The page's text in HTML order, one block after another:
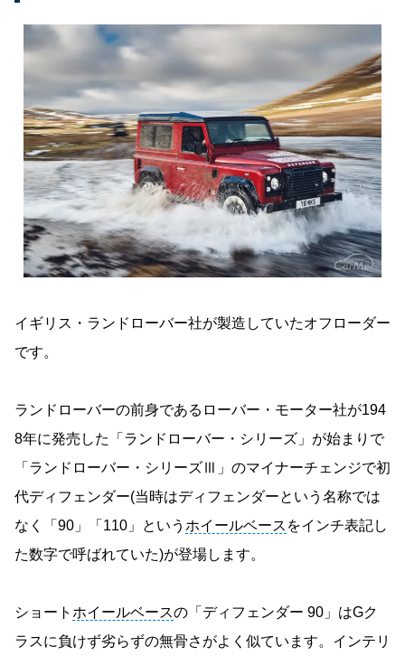
イギリス・ランドローバー社が製造していたオフローダー
です。
ランドローバーの前身であるローバー・モーター社が194
8年に発売した「ランドローバー・シリーズ」が始まりで
「ランドローバー・シリーズⅢ」のマイナーチェンジで初
代ディフェンダー(当時はディフェンダーという名称では
なく「90」「110」という ホイールベース をインチ表記し
た数字で呼ばれていた)が登場します。
ショート ホイールベースの「ディフェンダー 90」はGク
ラスに負けず劣らずの無骨さがよく似ています。インテリ